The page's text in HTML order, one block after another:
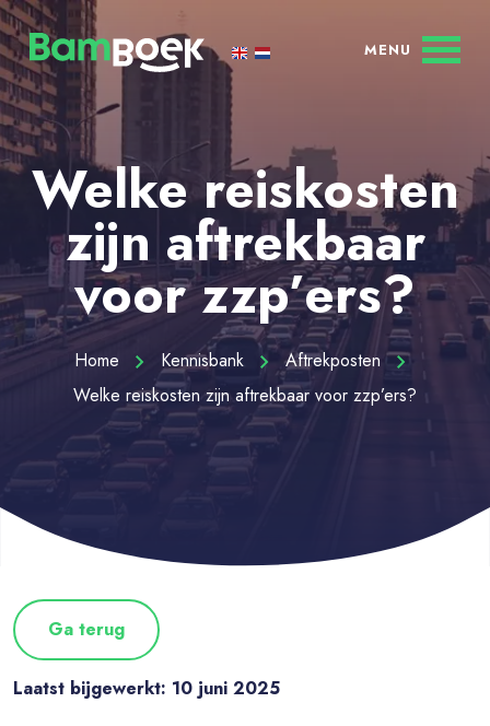
Welke reiskosten
zijn aftrekbaar
voor zzp’ers?
Home Kennisbank
Aftrekposten
Welke reiskosten zijn aftrekbaar voor zzp’ers?
Ga terug
Laatst bijgewerkt: 10 juni 2025